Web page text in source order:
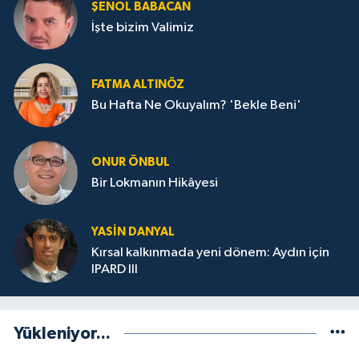
ŞENOL BABACAN
İşte bizim Valimiz
FATMA ALTINÖZ
Bu Hafta Ne Okuyalım? 'Bekle Beni'
ONUR ÖNBUL
Bir Lokmanın Hikâyesi
YASIN DANYAL
Kırsal kalkınmada yeni dönem: Aydın için
IPARD III
Yükleniyor...